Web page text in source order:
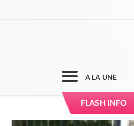
A LA UNE
FLASH INFO